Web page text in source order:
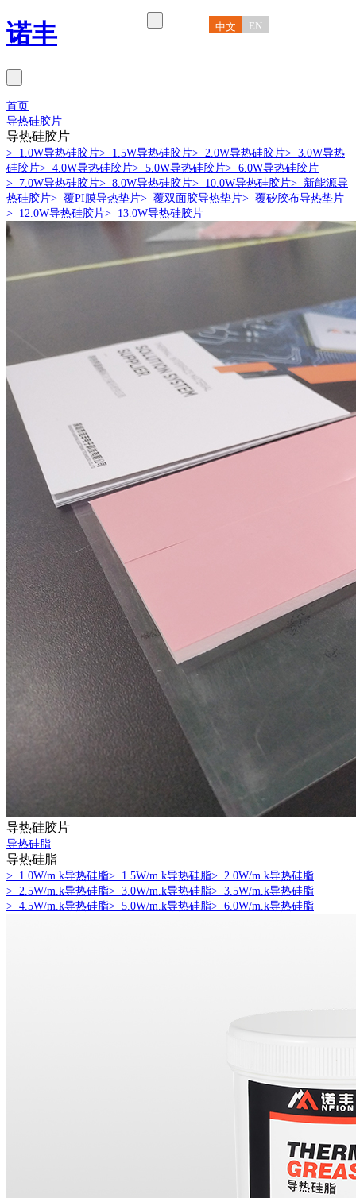
诺丰 中文 EN
首页
导热硅胶片
导热硅胶片
> 1.0W导热硅胶片> 1.5W导热硅胶片> 2.0W导热硅胶片> 3.0W导热
硅胶片> 4.0W导热硅胶片> 5.0W导热硅胶片> 6.0W导热硅胶片
> 7.0W导热硅胶片> 8.0W导热硅胶片> 10.0W导热硅胶片> 新能源导
热硅胶片> 覆PI膜导热垫片> 覆双面胶导热垫片> 覆矽胶布导热垫片
> 12.0W导热硅胶片> 13.0W导热硅胶片
导热硅胶片
导热硅脂
导热硅脂
> 1.0W/m.k导热硅脂> 1.5W/m.k导热硅脂> 2.0W/m.k导热硅脂
> 2.5W/m.k导热硅脂> 3.0W/m.k导热硅脂> 3.5W/m.k导热硅脂
> 4.5W/m.k导热硅脂> 5.0W/m.k导热硅脂> 6.0W/m.k导热硅脂